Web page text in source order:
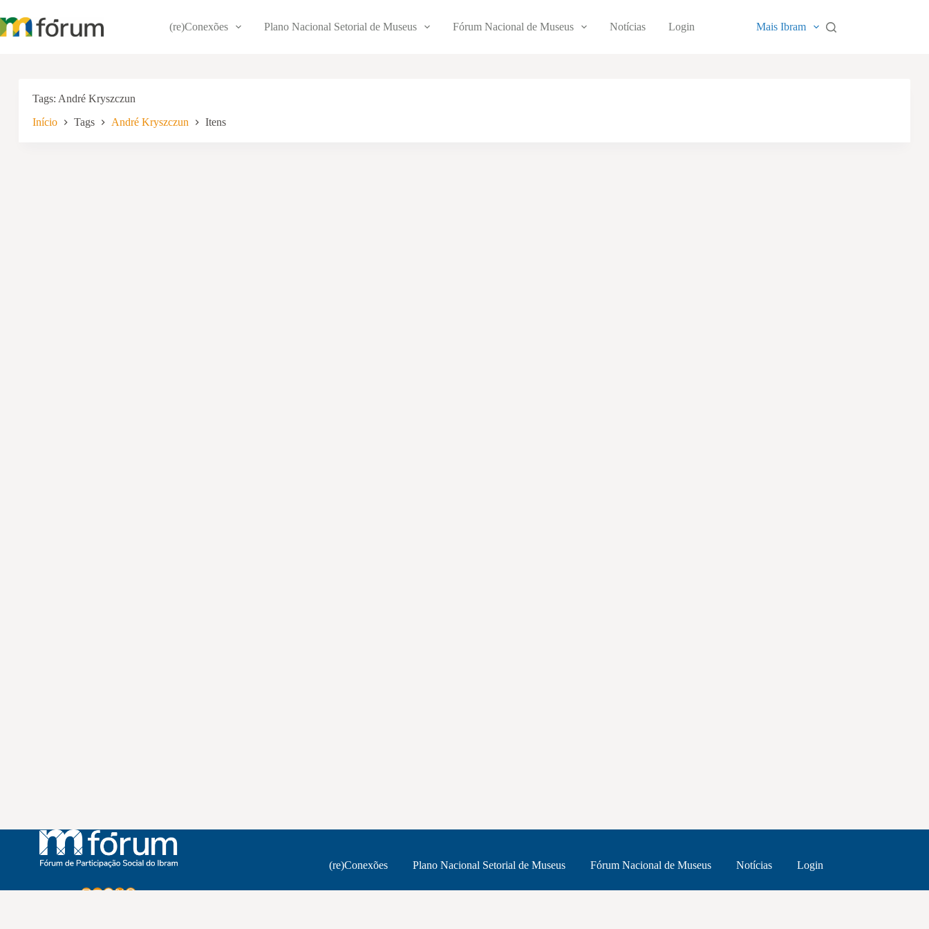
para
o
(re)Conexões Plano Nacional Setorial de Museus Fórum Nacional de Museus Notícias Login Mais Ibram
Tags André Kryszczun
Início Tags André Kryszczun Itens
Instagram
Youtube
Facebook
X WhatsApp
(re)Conexões Plano Nacional Setorial de Museus Fórum Nacional de Museus Notícias Login